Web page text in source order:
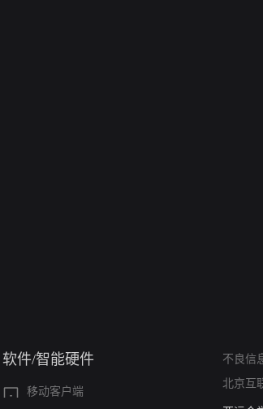
软件/智能硬件
移动客户端
不良信
北京互
算法推